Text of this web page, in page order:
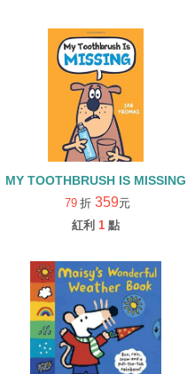
MY TOOTHBRUSH IS MISSING/
79 折 359元
紅利 1 點